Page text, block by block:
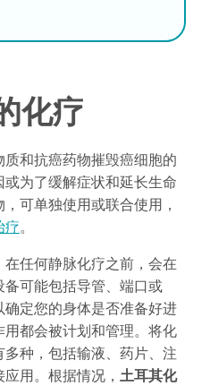
化疗
和抗癌药物摧毁癌细胞的
为了缓解症状和延长生命
可单独使用或联合使用，
疗。
任何静脉化疗之前，会在
可能包括导管、端口或
定您的身体是否准备好进
都会被计划和管理。将化
种，包括输液、药片、注
用。根据情况， 土耳其化